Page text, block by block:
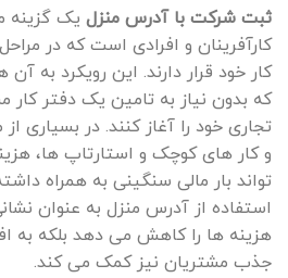
ثبت شرکت با آدرس منزل یک گزینه
کارآفرینان و افرادی است که در
کار خود قرار دارند. این رویکرد به
که بدون نیاز به تامین یک دفتر
تجاری خود را آغاز کنند. در بسیاری
‌و کار های کوچک و استارتاپ‌ ها،
‌تواند بار مالی سنگینی به همراه
استفاده از آدرس منزل به عنوان
هزینه ‌ها را کاهش می ‌دهد بلکه به
جذب مشتریان نیز کمک می‌ کند.